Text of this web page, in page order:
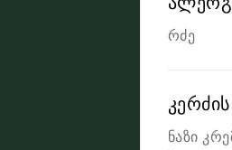
რძე
ნაზი